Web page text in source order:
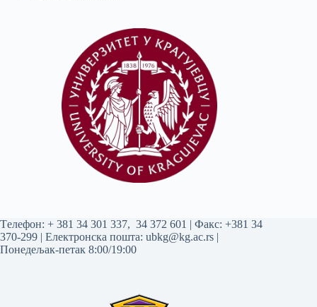
Tелефон: + 381 34 301 337, 34 372 601 | Факс: +381 34
370-299 | Електронска пошта: ubkg@kg.ac.rs |
Понедељак-петак 8:00/19:00